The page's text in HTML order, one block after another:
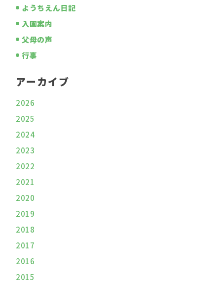
ようちえん日記
入園案内
父母の声
行事
アーカイブ
2026
2025
2024
2023
2022
2021
2020
2019
2018
2017
2016
2015